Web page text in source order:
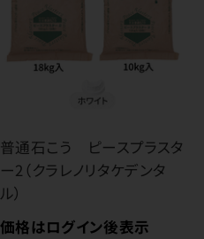
普通石こう ピースプラスタ
ー2（クラレノリタケデンタ
ル）
価格はログイン後表示